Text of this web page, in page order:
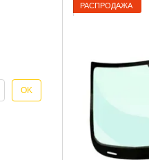
РАСПРОДАЖА
OK